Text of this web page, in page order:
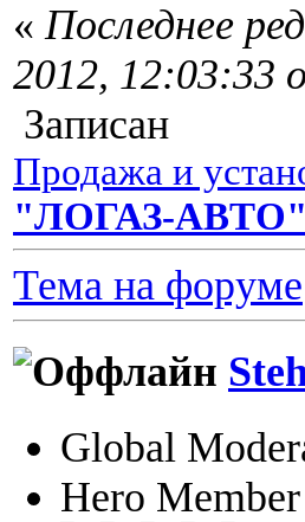
«Последнее
2012, 12:03:33
Записан
Продажа и
"ЛОГАЗ-АВТО"
Тема на форуме
Global
Hero Member